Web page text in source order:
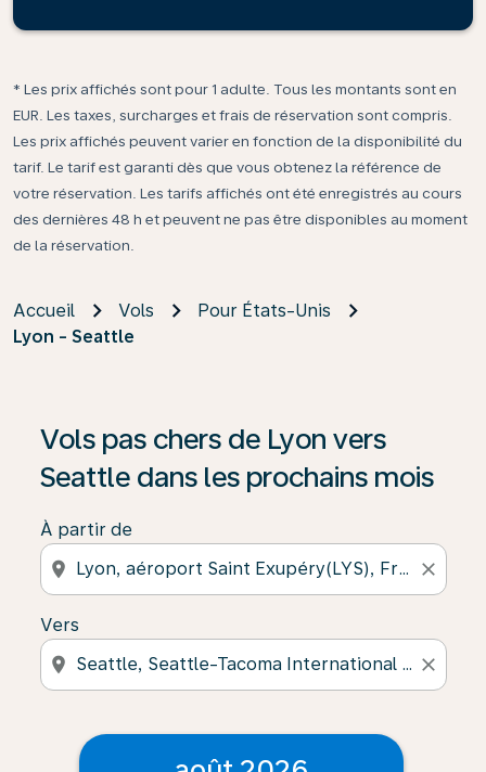
* Les prix affichés sont pour 1 adulte. Tous les montants sont en
EUR. Les taxes, surcharges et frais de réservation sont compris.
Les prix affichés peuvent varier en fonction de la disponibilité du
tarif. Le tarif est garanti dès que vous obtenez la référence de
votre réservation. Les tarifs affichés ont été enregistrés au cours
des dernières 48 h et peuvent ne pas être disponibles au moment
de la réservation.
Accueil Vols
Pour États-Unis
Lyon - Seattle
Vols pas chers de Lyon vers
Seattle dans les prochains mois
À partir de
location_on close
Vers
location_on close